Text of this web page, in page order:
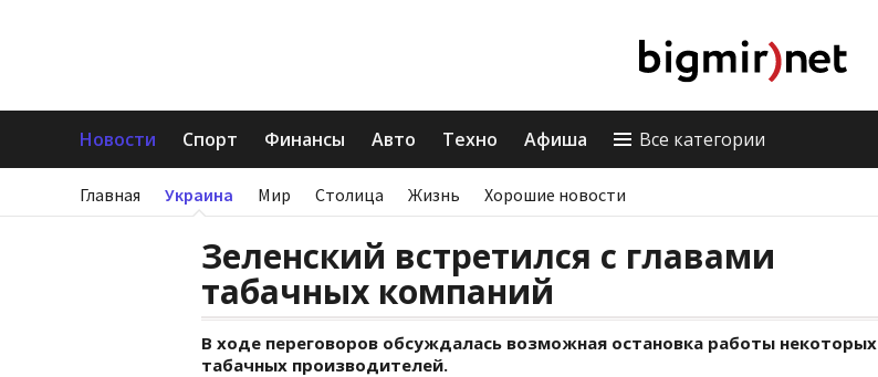
Новости Спорт Финансы Авто Техно Афиша Все категории
Главная Украина Мир Столица Жизнь Хорошие новости
Зеленский встретился с главами
табачных компаний
В ходе переговоров обсуждалась возможная остановка работы некоторых
табачных производителей.